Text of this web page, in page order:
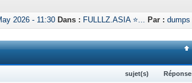
2026 - 11:30 Dans : FULLLZ.ASIA ⭐... Par : dumps
sujet(s)